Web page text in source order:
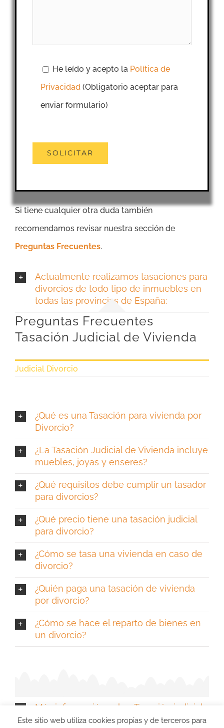
He leído y acepto la Política de
Privacidad (Obligatorio aceptar para
enviar formulario)
Si tiene cualquier otra duda también
recomendamos revisar nuestra sección de
Preguntas Frecuentes.
Actualmente realizamos tasaciones para
divorcios de todo tipo de inmuebles en
todas las provincias de España:
Preguntas Frecuentes
Tasación Judicial de Vivienda
Judicial Divorcio
¿Qué es una Tasación para vivienda por
Divorcio?
¿La Tasación Judicial de Vivienda incluye
muebles, joyas y enseres?
¿Qué requisitos debe cumplir un tasador
para divorcios?
¿Qué precio tiene una tasación judicial
para divorcio?
¿Cómo se tasa una vivienda en caso de
divorcio?
¿Quién paga una tasación de vivienda
por divorcio?
¿Cómo se hace el reparto de bienes en
un divorcio?
Más información sobre Tasación judicial
de vivienda en España
Este sitio web utiliza cookies propias y de terceros para